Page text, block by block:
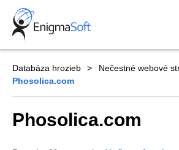
Skip
content
Databáza hrozieb
Nečestné webové
Phosolica.com
Phosolica.com